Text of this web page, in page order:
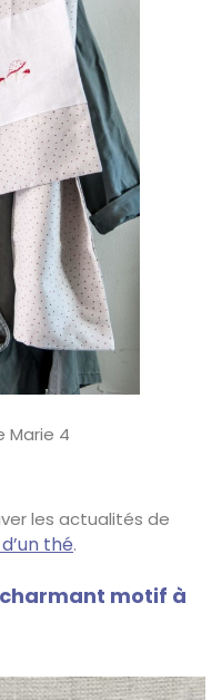
Marie 4
les actualités de
thé.
motif à